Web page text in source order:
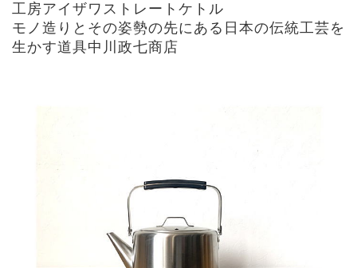
工房アイザワストレートケトル
モノ造りとその姿勢の先にある日本の伝統工芸を
生かす道具中川政七商店